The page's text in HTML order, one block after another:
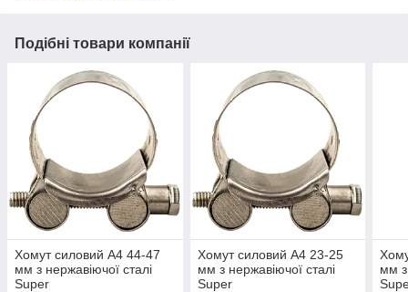
Подібні товари компанії
Хомут силовий А4 44-47
мм з нержавіючої сталі
Super
Хомут силовий А4 23-25
мм з нержавіючої сталі
Super
мм з